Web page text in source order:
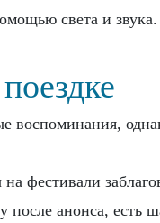
света и
воспоминания,
на фестивали
анонса, есть